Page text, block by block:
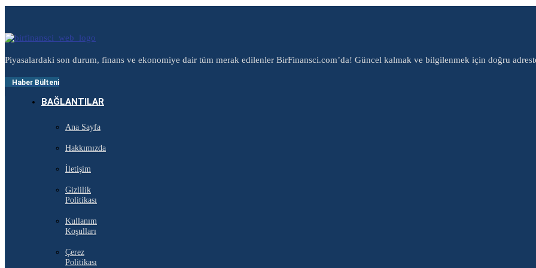
Piyasalardaki son durum, finans ve ekonomiye dair tüm merak edilenler BirFinansci.com’da! Güncel kalmak ve bilgilenmek için doğru
Haber Bülteni
BAĞLANTILAR
Ana Sayfa
Hakkımızda
İletişim
Gizlilik
Politikası
Kullanım
Koşulları
Çerez
Politikası